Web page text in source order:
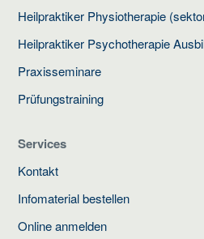
Heilpraktiker Physiotherapie
Heilpraktiker Psychotherapie
Praxisseminare
Prüfungstraining
Services
Kontakt
Infomaterial bestellen
Online anmelden